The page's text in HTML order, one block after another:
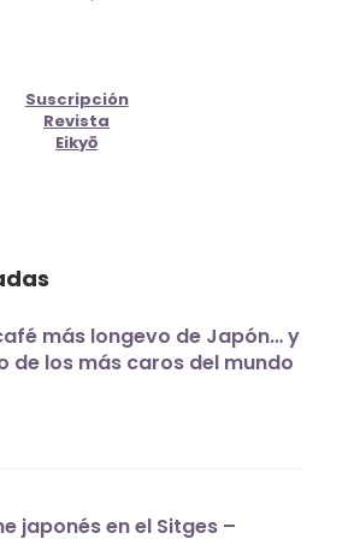
Suscripción
Revista
Eikyō
más longevo de Japón… y
de los más caros del mundo
japonés en el Sitges –